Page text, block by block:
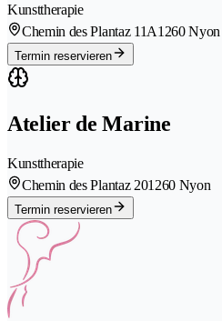
Kunsttherapie
Chemin des Plantaz 11A1260 Nyon
Termin reservieren
Atelier de Marine
Kunsttherapie
Chemin des Plantaz 201260 Nyon
Termin reservieren